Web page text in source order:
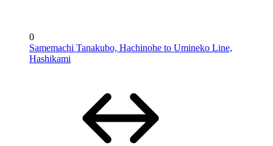
0
Samemachi Tanakubo, Hachinohe to Umineko Line,
Hashikami